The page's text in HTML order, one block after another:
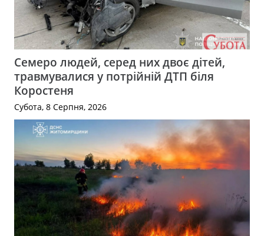
Семеро людей, серед них двоє дітей,
травмувалися у потрійній ДТП біля
Коростеня
Субота, 8 Серпня, 2026